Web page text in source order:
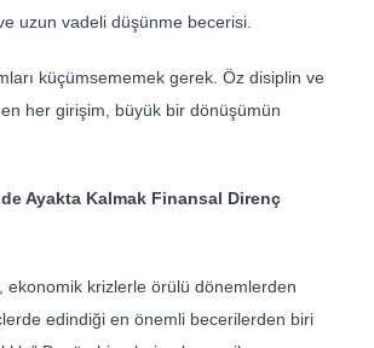
uzun vadeli düşünme becerisi.
küçümsememek gerek. Öz disiplin ve
her girişim, büyük bir dönüşümün
Ayakta Kalmak Finansal Direnç
ekonomik krizlerle örülü dönemlerden
edindiği en önemli becerilerden biri